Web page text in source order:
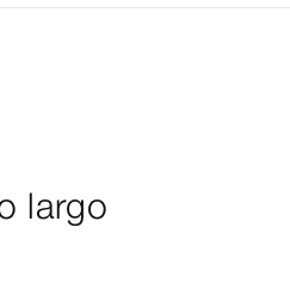
largo